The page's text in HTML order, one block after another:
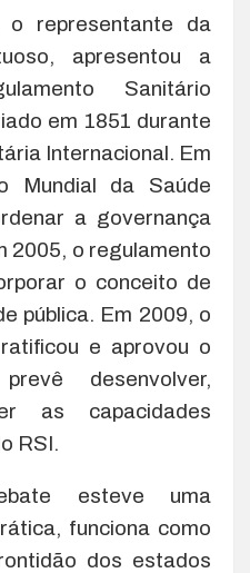
o representante da
apresentou a
Sanitário
em 1851 durante
Internacional. Em
Mundial da Saúde
a governança
2005, o regulamento
o conceito de
pública. Em 2009, o
e aprovou o
desenvolver,
as capacidades
RSI.
esteve uma
funciona como
dos estados